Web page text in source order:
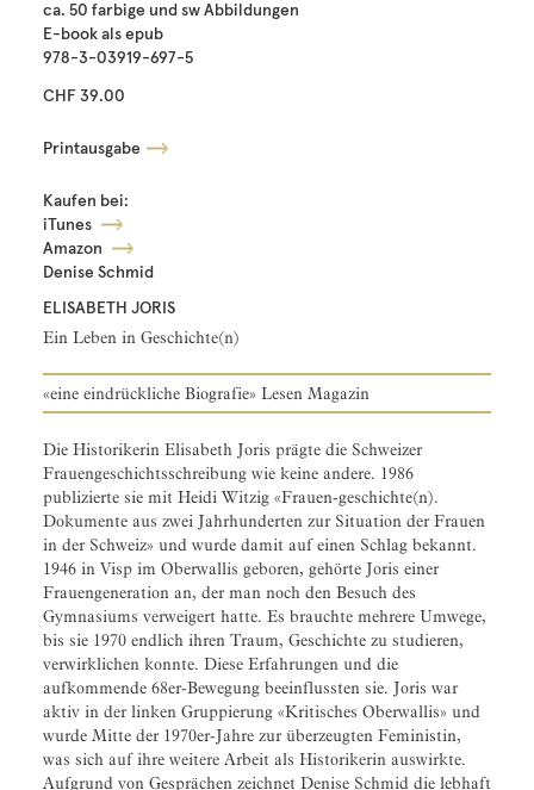
ca. 50 farbige und sw Abbildungen
E-book als epub
978-3-03919-697-5
CHF 39.00
Printausgabe
Kaufen bei:
iTunes
Amazon
Denise Schmid
ELISABETH JORIS
Ein Leben in Geschichte(n)
«eine eindrückliche Biografie» Lesen Magazin
Die Historikerin Elisabeth Joris prägte die Schweizer
Frauengeschichtsschreibung wie keine andere. 1986
publizierte sie mit Heidi Witzig «Frauen-geschichte(n).
Dokumente aus zwei Jahrhunderten zur Situation der Frauen
in der Schweiz» und wurde damit auf einen Schlag bekannt.
1946 in Visp im Oberwallis geboren, gehörte Joris einer
Frauengeneration an, der man noch den Besuch des
Gymnasiums verweigert hatte. Es brauchte mehrere Umwege,
bis sie 1970 endlich ihren Traum, Geschichte zu studieren,
verwirklichen konnte. Diese Erfahrungen und die
aufkommende 68er-Bewegung beeinflussten sie. Joris war
aktiv in der linken Gruppierung «Kritisches Oberwallis» und
wurde Mitte der 1970er-Jahre zur überzeugten Feministin,
was sich auf ihre weitere Arbeit als Historikerin auswirkte.
Aufgrund von Gesprächen zeichnet Denise Schmid die lebhaft